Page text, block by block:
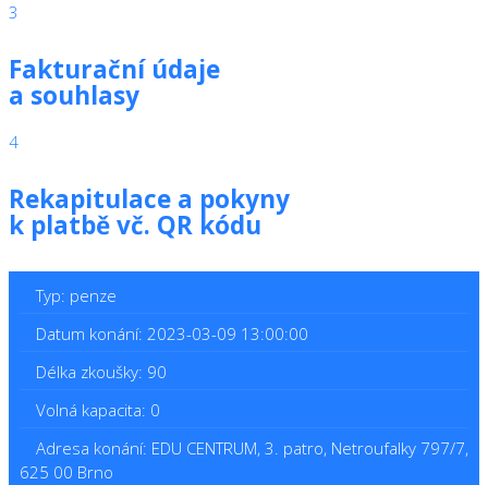
3
Fakturační údaje
a souhlasy
4
Rekapitulace a pokyny
k platbě vč. QR kódu
Typ: penze
Datum konání: 2023-03-09 13:00:00
Délka zkoušky: 90
Volná kapacita: 0
Adresa konání: EDU CENTRUM, 3. patro, Netroufalky 797/7,
625 00 Brno